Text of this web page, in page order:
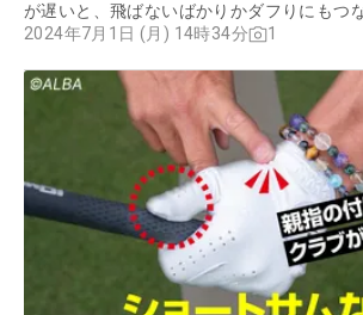
が遅いと、飛ばないばかりかダフりにもつ
2024年7月1日 (月) 14時34分
1